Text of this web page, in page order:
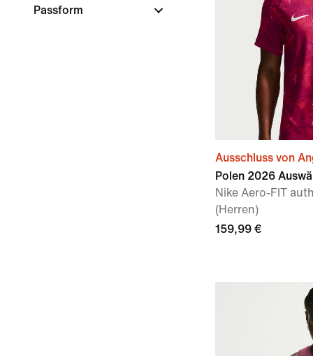
Passform
Ausschluss von
Polen 2026
Nike Aero-FIT
(Herren)
159,99 €